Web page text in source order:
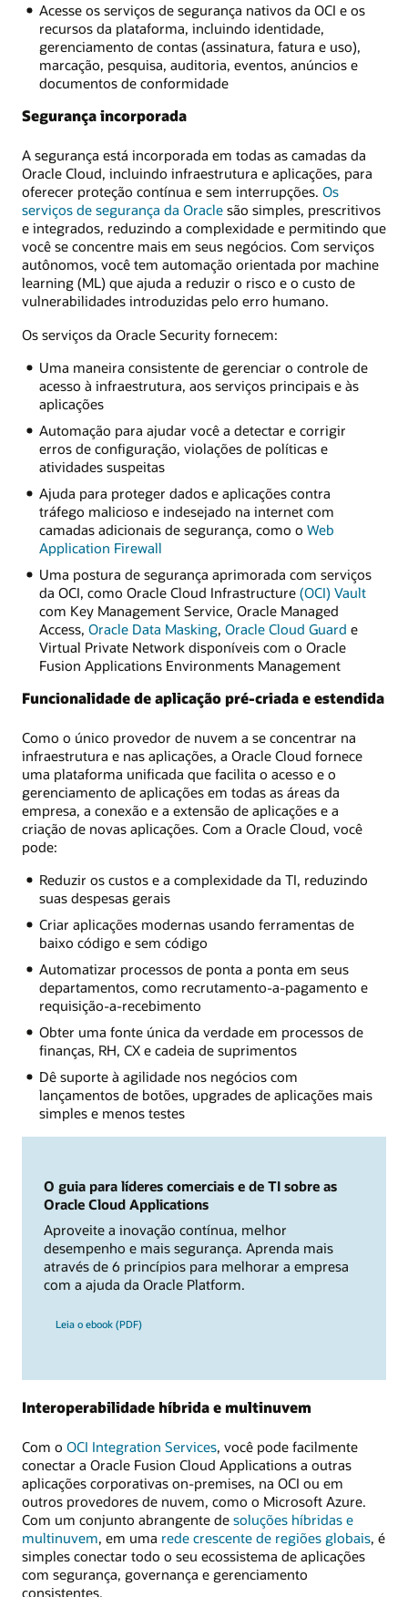
Acesse os serviços de segurança nativos da OCI e os
recursos da plataforma, incluindo identidade,
gerenciamento de contas (assinatura, fatura e uso),
marcação, pesquisa, auditoria, eventos, anúncios e
documentos de conformidade
Segurança incorporada
A segurança está incorporada em todas as camadas da
Oracle Cloud, incluindo infraestrutura e aplicações, para
oferecer proteção contínua e sem interrupções. Os
serviços de segurança da Oracle são simples, prescritivos
e integrados, reduzindo a complexidade e permitindo que
você se concentre mais em seus negócios. Com serviços
autônomos, você tem automação orientada por machine
learning (ML) que ajuda a reduzir o risco e o custo de
vulnerabilidades introduzidas pelo erro humano.
Os serviços da Oracle Security fornecem:
Uma maneira consistente de gerenciar o controle de
acesso à infraestrutura, aos serviços principais e às
aplicações
Automação para ajudar você a detectar e corrigir
erros de configuração, violações de políticas e
atividades suspeitas
Ajuda para proteger dados e aplicações contra
tráfego malicioso e indesejado na internet com
camadas adicionais de segurança, como o Web
Application Firewall
Uma postura de segurança aprimorada com serviços
da OCI, como Oracle Cloud Infrastructure (OCI) Vault
com Key Management Service, Oracle Managed
Access, Oracle Data Masking, Oracle Cloud Guard e
Virtual Private Network disponíveis com o Oracle
Fusion Applications Environments Management
Funcionalidade de aplicação pré-criada e estendida
Como o único provedor de nuvem a se concentrar na
infraestrutura e nas aplicações, a Oracle Cloud fornece
uma plataforma unificada que facilita o acesso e o
gerenciamento de aplicações em todas as áreas da
empresa, a conexão e a extensão de aplicações e a
criação de novas aplicações. Com a Oracle Cloud, você
pode:
Reduzir os custos e a complexidade da TI, reduzindo
suas despesas gerais
Criar aplicações modernas usando ferramentas de
baixo código e sem código
Automatizar processos de ponta a ponta em seus
departamentos, como recrutamento-a-pagamento e
requisição-a-recebimento
Obter uma fonte única da verdade em processos de
finanças, RH, CX e cadeia de suprimentos
Dê suporte à agilidade nos negócios com
lançamentos de botões, upgrades de aplicações mais
simples e menos testes
O guia para líderes comerciais e de TI sobre as
Oracle Cloud Applications
Aproveite a inovação contínua, melhor
desempenho e mais segurança. Aprenda mais
através de 6 princípios para melhorar a empresa
com a ajuda da Oracle Platform.
Leia o ebook (PDF)
Interoperabilidade híbrida e multinuvem
Com o OCI Integration Services, você pode facilmente
conectar a Oracle Fusion Cloud Applications a outras
aplicações corporativas on-premises, na OCI ou em
outros provedores de nuvem, como o Microsoft Azure.
Com um conjunto abrangente de soluções híbridas e
multinuvem, em uma rede crescente de regiões globais, é
simples conectar todo o seu ecossistema de aplicações
com segurança, governança e gerenciamento
consistentes.